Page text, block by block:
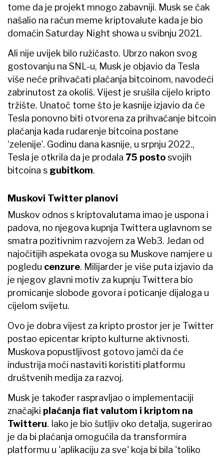
tome da je projekt mnogo zabavniji. Musk se čak
našalio na račun meme kriptovalute kada je bio
domaćin Saturday Night showa u svibnju 2021.
Ali nije uvijek bilo ružičasto. Ubrzo nakon svog
gostovanju na SNL-u, Musk je objavio da Tesla
više neće prihvaćati plaćanja bitcoinom, navodeći
zabrinutost za okoliš. Vijest je srušila cijelo kripto
tržište. Unatoč tome što je kasnije izjavio da će
Tesla ponovno biti otvorena za prihvaćanje bitcoin
plaćanja kada rudarenje bitcoina postane
‘zelenije’. Godinu dana kasnije, u srpnju 2022.,
Tesla je otkrila da je prodala 75 postosvojih
bitcoina s gubitkom.
Muskovi Twitter planovi
Muskov odnos s kriptovalutama imao je uspona i
padova, no njegova kupnja Twittera uglavnom se
smatra pozitivnim razvojem za Web3. Jedan od
najočitijih aspekata ovoga su Muskove namjere u
pogledu cenzure. Milijarder je više puta izjavio da
je njegov glavni motiv za kupnju Twittera bio
promicanje slobode govora i poticanje dijaloga u
cijelom svijetu.
Ovo je dobra vijest za kripto prostor jer je Twitter
postao epicentar kripto kulturne aktivnosti.
Muskova popustljivost gotovo jamči da će
industrija moći nastaviti koristiti platformu
društvenih medija za razvoj.
Musk je također raspravljao o implementaciji
značajki plaćanja fiat valutom i kriptom na
Twitteru. Iako je bio šutljiv oko detalja, sugerirao
je da bi plaćanja omogućila da transformira
platformu u 'aplikaciju za sve' koja bi bila 'toliko